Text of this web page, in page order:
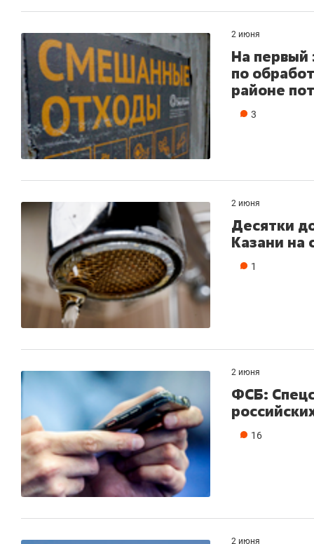
2 июня
На первый
по
районе
3
2 июня
Десятки
Казани на
1
2 июня
ФСБ:
16
2 июня